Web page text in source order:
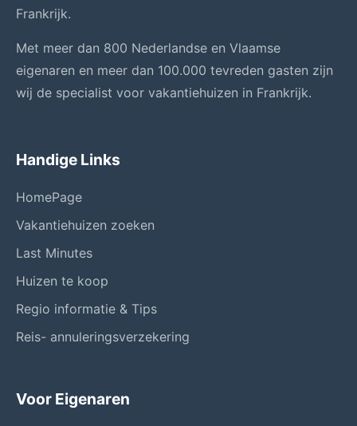
Frankrijk.
Met meer dan 800 Nederlandse en Vlaamse
eigenaren en meer dan 100.000 tevreden gasten zijn
wij de specialist voor vakantiehuizen in Frankrijk.
Handige Links
HomePage
Vakantiehuizen zoeken
Last Minutes
Huizen te koop
Regio informatie & Tips
Reis- annuleringsverzekering
Voor Eigenaren